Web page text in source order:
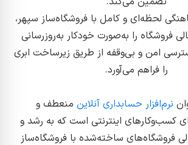
لحظه‌ای و کامل با فروشگاه‌ساز سپهر،
فروشگاه را به‌صورت خودکار به‌روزرسانی
امن و بی‌وقفه از طریق زیرساخت ابری
را فراهم می‌آورد.
نرم‌افزار حسابداری آنلاین منعطف و
کسب‌وکارهای اینترنتی است که به رشد و
فروشگاه‌های ساخته‌شده با فروشگاه‌ساز